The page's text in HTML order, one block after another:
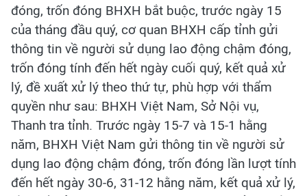
đóng, trốn đóng BHXH bắt buộc, trước ngày 15
của tháng đầu quý, cơ quan BHXH cấp tỉnh gửi
thông tin về người sử dụng lao động chậm đóng,
trốn đóng tính đến hết ngày cuối quý, kết quả xử
lý, đề xuất xử lý theo thứ tự, phù hợp với thẩm
quyền như sau: BHXH Việt Nam, Sở Nội vụ,
Thanh tra tỉnh. Trước ngày 15-7 và 15-1 hằng
năm, BHXH Việt Nam gửi thông tin về người sử
dụng lao động chậm đóng, trốn đóng lần lượt tính
đến hết ngày 30-6, 31-12 hằng năm, kết quả xử lý,